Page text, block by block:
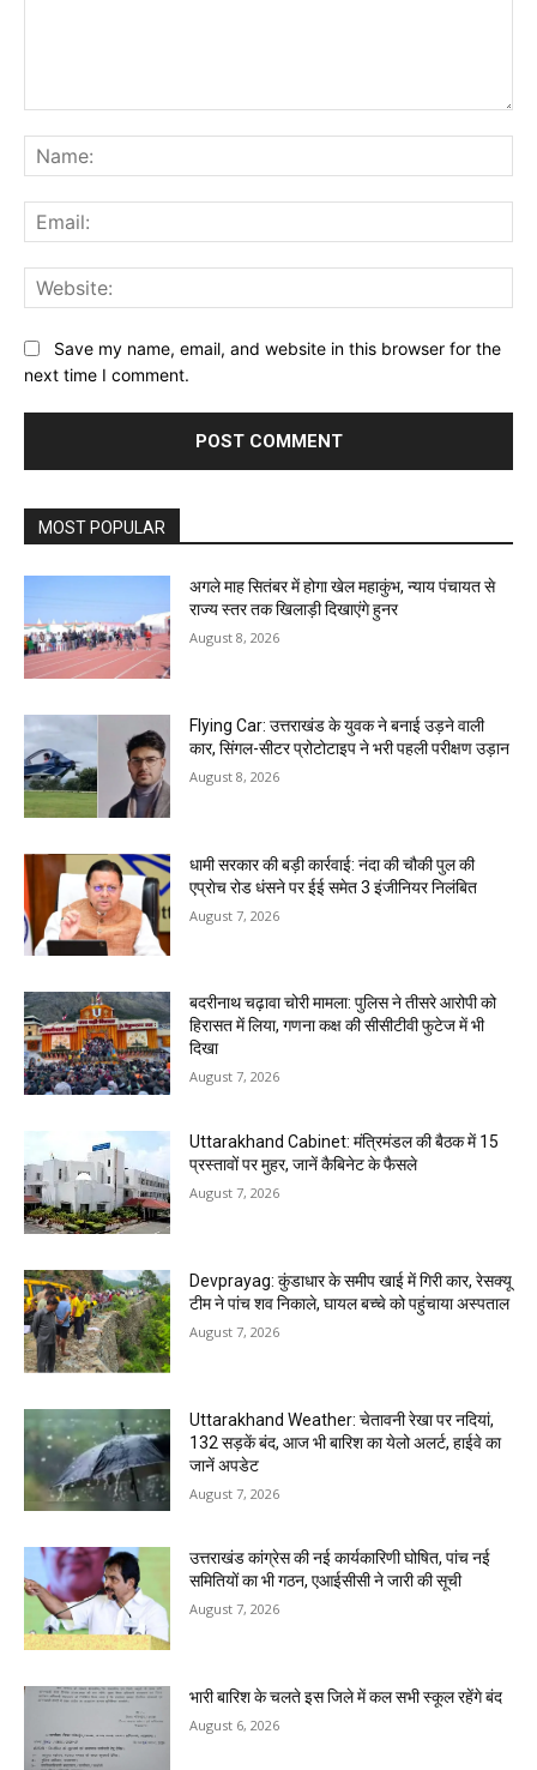
Save my name, email, and website in this browser for the
next time I comment.
MOST POPULAR
अगले माह सितंबर में होगा खेल महाकुंभ, न्याय पंचायत से
राज्य स्तर तक खिलाड़ी दिखाएंगे हुनर
August 8, 2026
Flying Car: उत्तराखंड के युवक ने बनाई उड़ने वाली
कार, सिंगल-सीटर प्रोटोटाइप ने भरी पहली परीक्षण उड़ान
August 8, 2026
धामी सरकार की बड़ी कार्रवाई: नंदा की चौकी पुल की
एप्राेच रोड धंसने पर ईई समेत 3 इंजीनियर निलंबित
August 7, 2026
बदरीनाथ चढ़ावा चोरी मामला: पुलिस ने तीसरे आरोपी को
हिरासत में लिया, गणना कक्ष की सीसीटीवी फुटेज में भी
दिखा
August 7, 2026
Uttarakhand Cabinet: मंत्रिमंडल की बैठक में 15
प्रस्तावों पर मुहर, जानें कैबिनेट के फैसले
August 7, 2026
Devprayag: कुंडाधार के समीप खाई में गिरी कार, रेसक्यू
टीम ने पांच शव निकाले, घायल बच्चे को पहुंचाया अस्पताल
August 7, 2026
Uttarakhand Weather: चेतावनी रेखा पर नदियां,
132 सड़कें बंद, आज भी बारिश का येलो अलर्ट, हाईवे का
जानें अपडेट
August 7, 2026
उत्तराखंड कांग्रेस की नई कार्यकारिणी घोषित, पांच नई
समितियों का भी गठन, एआईसीसी ने जारी की सूची
August 7, 2026
भारी बारिश के चलते इस जिले में कल सभी स्कूल रहेंगे बंद
August 6, 2026